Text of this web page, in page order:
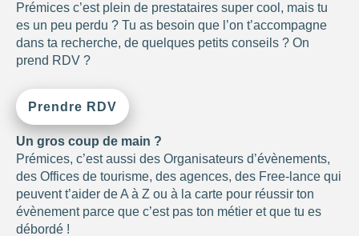
Prémices c’est plein de prestataires super cool, mais tu
es un peu perdu ? Tu as besoin que l’on t’accompagne
dans ta recherche, de quelques petits conseils ? On
prend RDV ?
Prendre RDV
Un gros coup de main ?
Prémices, c’est aussi des Organisateurs d’évènements,
des Offices de tourisme, des agences, des Free-lance qui
peuvent t’aider de A à Z ou à la carte pour réussir ton
évènement parce que c’est pas ton métier et que tu es
débordé !
0—768
NOTE
NOMBRE DE
PERSONNES
0—15001
OUVERTURE
Choisir